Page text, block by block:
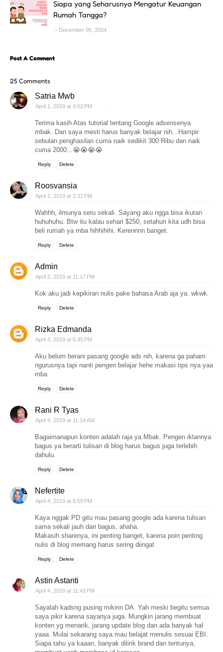
Siapa yang Seharusnya Mengatur Keuangan
Rumah Tangga?
December 05, 2024
Post A Comment
25 Comments
Satria Mwb
April 1, 2019 at 9:02 PM
Terima kasih Atas tutorial tentang Google adsensenya
mbak..Dan saya mesti harus banyak belajar nih...Hampir
sebulan penghasilan cuma naik sedikit 300 Ribu dan naik
cuma 2000...😭😭😭😭
Reply Delete
Roosvansia
April 2, 2019 at 2:31 PM
Wahhh, ilmunya seru sekali. Sayang aku ngga bisa ikutan
huhuhuhu. Btw itu kalau sehari $250, setahun kita udh bisa
beli rumah ya mba hihhihihi. Kerennnn banget.
Reply Delete
Admin
April 2, 2019 at 11:17 PM
Kok aku jadi kepikiran nulis pake bahasa Arab aja ya. wkwk.
Reply Delete
Rizka Edmanda
April 3, 2019 at 6:45 PM
Aku belum berani pasang google ads nih, karena ga paham
ngurusnya tapi nanti pengen belajar hehe makasi tips nya yaa
mba
Reply Delete
Rani R Tyas
April 4, 2019 at 11:14 AM
Bagaimanapun konten adalah raja ya Mbak. Pengen iklannya
bagus ya berarti tulisan di blog harus bagus juga terlebih
dahulu.
Reply Delete
Nefertite
April 4, 2019 at 6:59 PM
Kaya nggak PD gitu mau pasang google ada karena tulisan
sama sekali jauh dari bagus, ahaha.
Makasih sharenya, ini penting banget, karena poin penting
nulis di blog memang harus sering diingat
Reply Delete
Astin Astanti
April 4, 2019 at 11:43 PM
Sayalah kadsng pusing mikirin DA. Yah meski begitu semua
saya pikir karena sayanya juga. Mungkin jarang membuat
konten yg menarik, jarang update blog dan ada banyak hal
yaaa. Mulai sekarang saya mau belajat menulis sesuai EBI.
Siapa tahu ya kaaan, banyak dilirik brand dan tentunya,